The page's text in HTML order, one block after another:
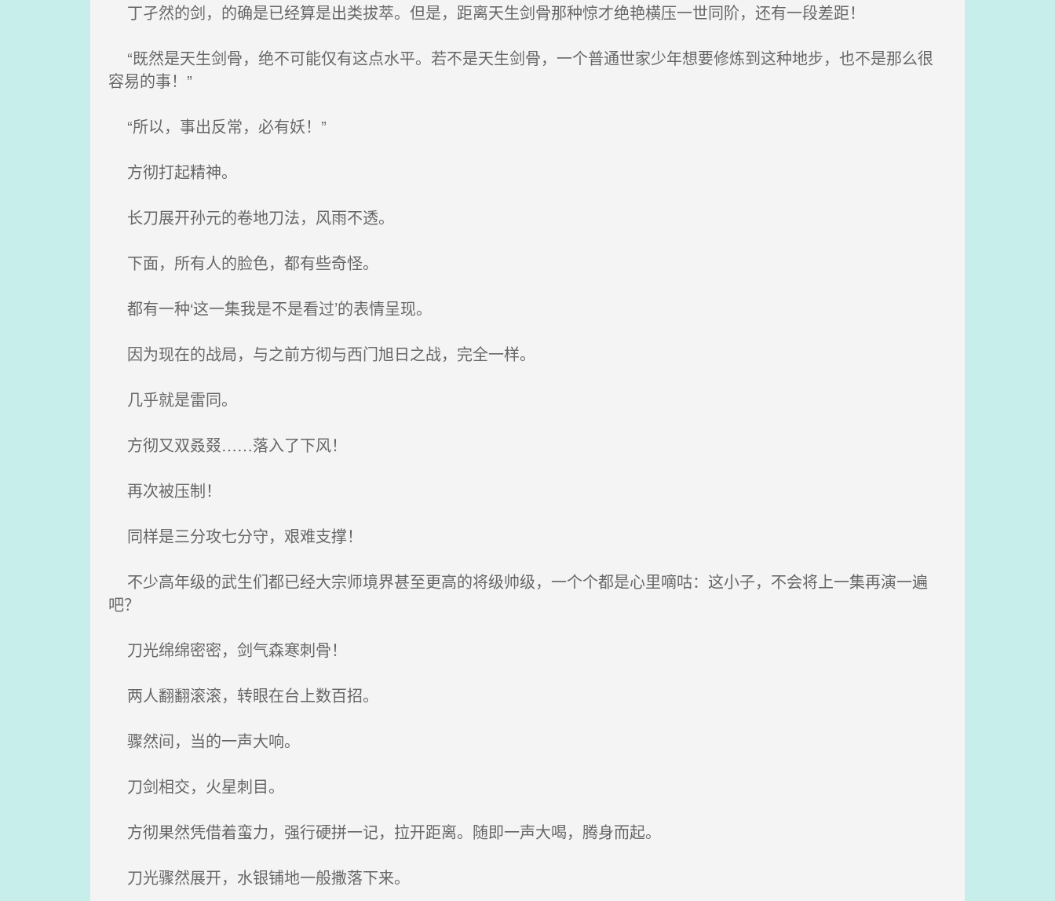
丁孑然的剑，的确是已经算是出类拔萃。但是，距离天生剑骨那种惊才绝艳横压一世同阶，还有一段差距！
“既然是天生剑骨，绝不可能仅有这点水平。若不是天生剑骨，一个普通世家少年想要修炼到这种地步，也不是那么很
容易的事！”
“所以，事出反常，必有妖！”
方彻打起精神。
长刀展开孙元的卷地刀法，风雨不透。
下面，所有人的脸色，都有些奇怪。
都有一种‘这一集我是不是看过’的表情呈现。
因为现在的战局，与之前方彻与西门旭日之战，完全一样。
几乎就是雷同。
方彻又双叒叕……落入了下风！
再次被压制！
同样是三分攻七分守，艰难支撑！
不少高年级的武生们都已经大宗师境界甚至更高的将级帅级，一个个都是心里嘀咕：这小子，不会将上一集再演一遍
吧？
刀光绵绵密密，剑气森寒刺骨！
两人翻翻滚滚，转眼在台上数百招。
骤然间，当的一声大响。
刀剑相交，火星刺目。
方彻果然凭借着蛮力，强行硬拼一记，拉开距离。随即一声大喝，腾身而起。
刀光骤然展开，水银铺地一般撒落下来。